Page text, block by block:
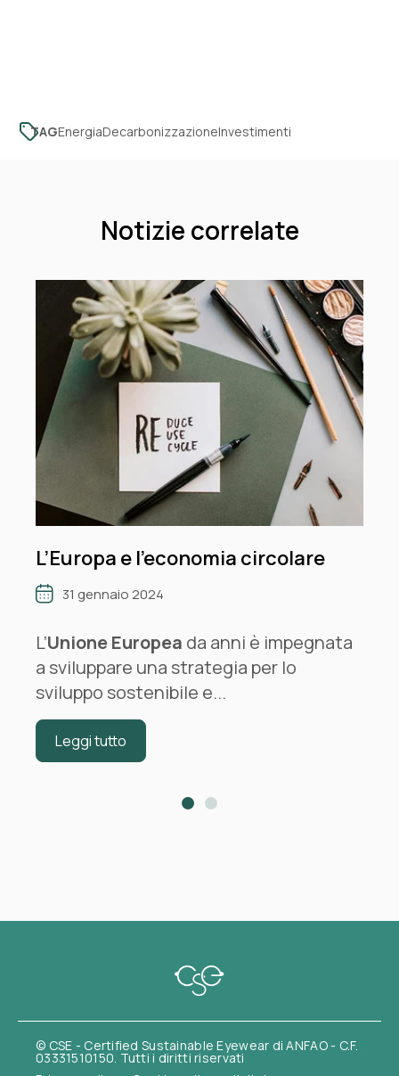
TAGEnergiaDecarbonizzazioneInvestimenti
Notizie correlate
L’Europa e l’economia circolare
31 gennaio 2024
L’Unione Europea da anni è impegnata
a sviluppare una strategia per lo
sviluppo sostenibile e...
Leggi tutto
© CSE - Certified Sustainable Eyewear di ANFAO - C.F.
03331510150. Tutti i diritti riservati